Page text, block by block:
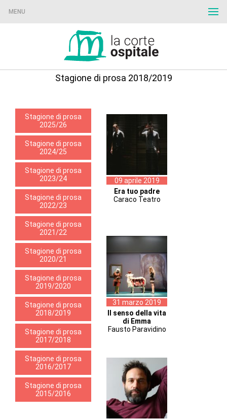
MENU
Stagione di prosa 2018/2019
Stagione di prosa
2025/26
Stagione di prosa
2024/25
Stagione di prosa
2023/24
Stagione di prosa
2022/23
Stagione di prosa
2021/22
Stagione di prosa
2020/21
Stagione di prosa
2019/2020
Stagione di prosa
2018/2019
Stagione di prosa
2017/2018
Stagione di prosa
2016/2017
Stagione di prosa
2015/2016
09 aprile 2019
Era tuo padre
Caraco Teatro
31 marzo 2019
Il senso della vita
di Emma
Fausto Paravidino